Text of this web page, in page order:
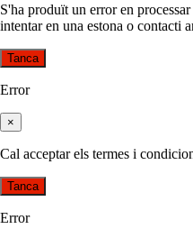
S'ha produït un error en
intentar en una estona o contacti
Tanca
Error
×
Cal acceptar els termes i
Tanca
Error